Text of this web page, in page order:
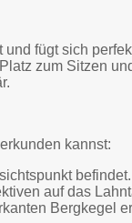
fügt sich
zum Sitzen
kannst:
befindet.
auf das
Bergkegel